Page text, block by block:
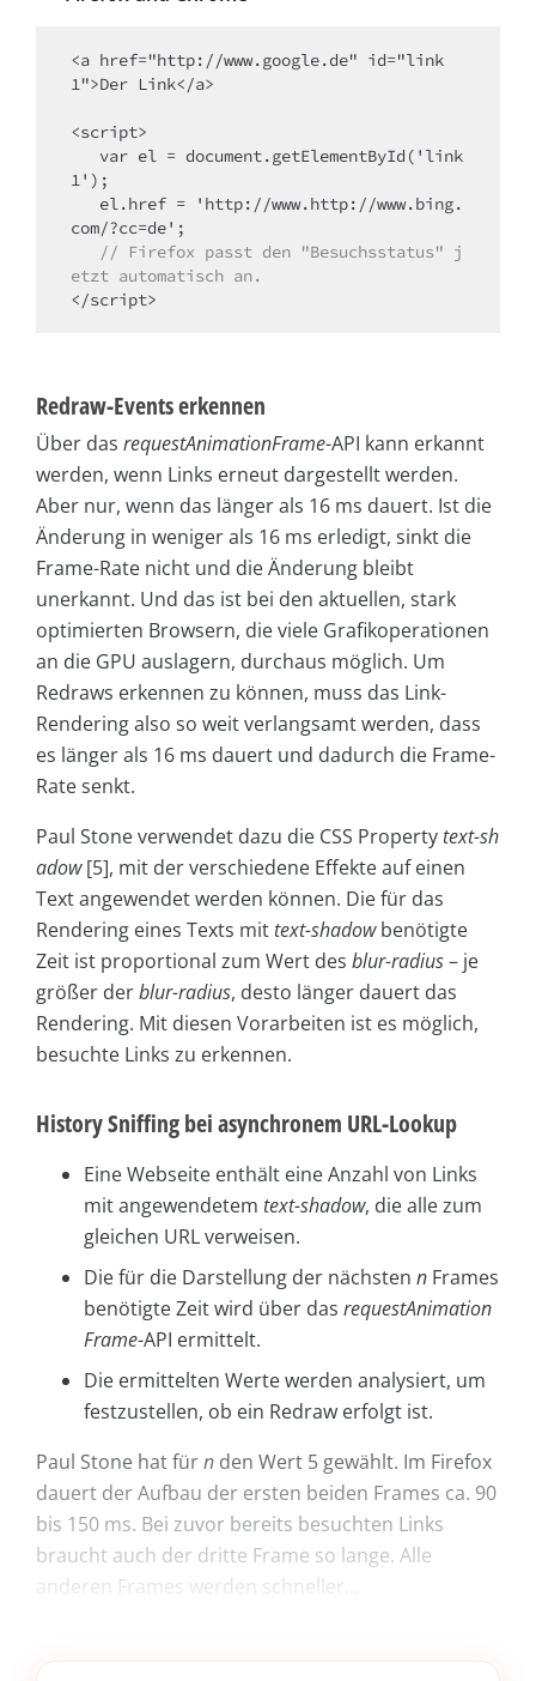
<a href="http://www.google.de" id="link
1">Der Link</a>
<script>
1');
etzt automatisch an.
</script>
Redraw-Events erkennen
Über das requestAnimationFrame-API kann erkannt
werden, wenn Links erneut dargestellt werden.
Aber nur, wenn das länger als 16 ms dauert. Ist die
Änderung in weniger als 16 ms erledigt, sinkt die
Frame-Rate nicht und die Änderung bleibt
unerkannt. Und das ist bei den aktuellen, stark
optimierten Browsern, die viele Grafikoperationen
an die GPU auslagern, durchaus möglich. Um
Redraws erkennen zu können, muss das Link-
Rendering also so weit verlangsamt werden, dass
es länger als 16 ms dauert und dadurch die Frame-
Rate senkt.
Paul Stone verwendet dazu die CSS Propertytext-sh
ad­ow[5], mit der verschiedene Effekte auf einen
Text angewendet werden können. Die für das
Rendering eines Texts mittext-shadowbenötigte
Zeit ist proportional zum Wert des blur-radius– je
größer derblur-radius, desto länger dauert das
Rendering. Mit diesen Vorarbeiten ist es möglich,
besuchte Links zu erkennen.
History Sniffing bei asynchronem URL-Lookup
Eine Webseite enthält eine Anzahl von Links
mit angewendetem text-shadow, die alle zum
gleichen URL verweisen.
Die für die Darstellung der nächsten n Frames
benötigte Zeit wird über das requestAnimation
Frame-API ermittelt.
Die ermittelten Werte werden analysiert, um
festzustellen, ob ein Redraw erfolgt ist.
Paul Stone hat fürn den Wert 5 gewählt. Im Firefox
dauert der Aufbau der ersten beiden Frames ca. 90
bis 150 ms. Bei zuvor bereits besuchten Links
braucht auch der dritte Frame so lange. Alle
anderen Frames werden schneller...